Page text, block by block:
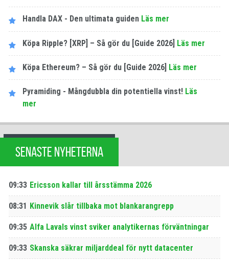
Handla DAX - Den ultimata guiden Läs mer
Köpa Ripple? [XRP] – Så gör du [Guide 2026] Läs mer
Köpa Ethereum? – Så gör du [Guide 2026] Läs mer
Pyramiding - Mångdubbla din potentiella vinst! Läs
mer
SENASTE NYHETERNA
09:33 Ericsson kallar till årsstämma 2026
08:31 Kinnevik slår tillbaka mot blankarangrepp
09:35 Alfa Lavals vinst sviker analytikernas förväntningar
09:33 Skanska säkrar miljarddeal för nytt datacenter